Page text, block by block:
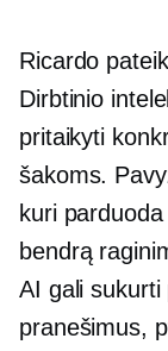
Ricardo
Dirbtinio
pritaikyti
šakoms.
kuri
bendrą
AI gali sukurti
pranešimus,